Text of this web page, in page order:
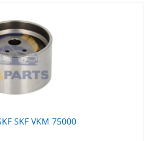
SKF VKM 75000